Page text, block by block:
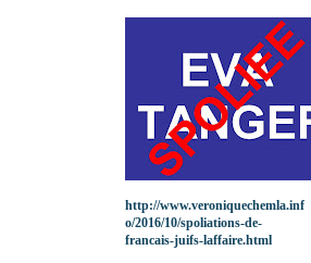
http://www.veroniquechemla.inf
o/2016/10/spoliations-de-
francais-juifs-laffaire.html